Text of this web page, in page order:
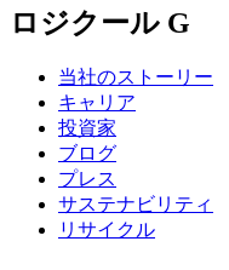
ロジクール G
当社のストーリー
キャリア
投資家
ブログ
プレス
サステナビリティ
リサイクル